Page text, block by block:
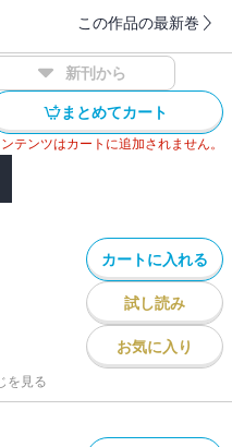
この作品の最新巻
新刊から
まとめてカート
テンツはカートに追加されません。
カートに入れる
試し読み
お気に入り
を見る